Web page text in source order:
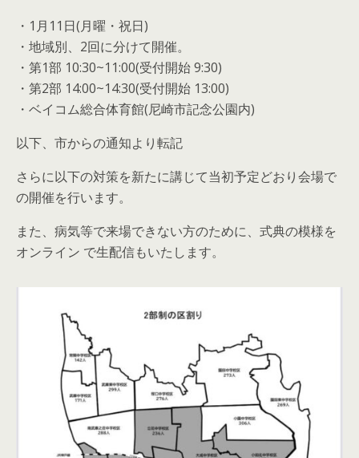
・1月11日(月曜・祝日)
・地域別、2回に分けて開催。
・第1部 10:30~11:00(受付開始 9:30)
・第2部 14:00~14:30(受付開始 13:00)
・ベイコム総合体育館(尼崎市記念公園内)
以下、市からの通知より転記
さらに以下の対策を新たに講じて当初予定どおり会場で
の開催を行います。
また、病気等で来場できない方のために、式典の模様を
オンライン で生配信もいたします。